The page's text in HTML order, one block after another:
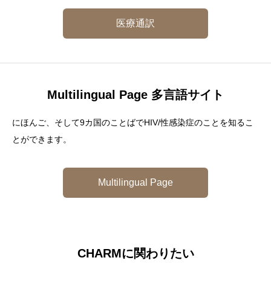
医療通訳
Multilingual Page 多言語サイト
にほんご、そして9カ国のことばでHIV/性感染症のことを知るこ
とができます。
Multilingual Page
CHARMに関わりたい